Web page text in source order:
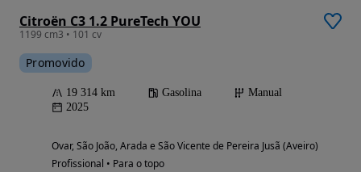
Citroën C3 1.2 PureTech YOU
1199 cm3 • 101 cv
Promovido
19 314 km Gasolina
Manual
2025
Ovar, São João, Arada e São Vicente de Pereira Jusã (Aveiro)
Profissional • Para o topo